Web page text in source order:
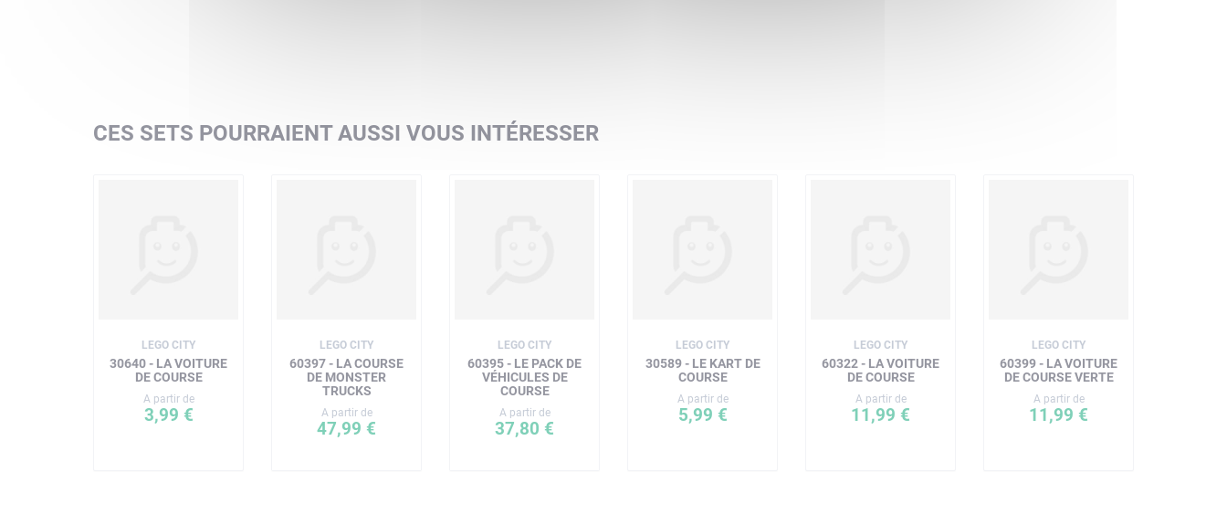
CES SETS POURRAIENT AUSSI VOUS INTÉRESSER
LEGO CITY
30640 - LA VOITURE
DE COURSE
A partir de
3,99 €
LEGO CITY
60397 - LA COURSE
DE MONSTER
TRUCKS
A partir de
47,99 €
LEGO CITY
60395 - LE PACK DE
VÉHICULES DE
COURSE
A partir de
37,80 €
LEGO CITY
30589 - LE KART DE
COURSE
A partir de
5,99 €
LEGO CITY
60322 - LA VOITURE
DE COURSE
A partir de
11,99 €
LEGO CITY
60399 - LA VOITURE
DE COURSE VERTE
A partir de
11,99 €